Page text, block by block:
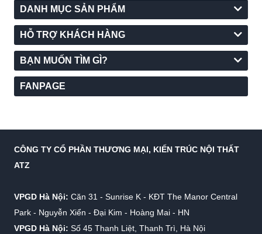
DANH MỤC SẢN PHẨM
HỖ TRỢ KHÁCH HÀNG
BẠN MUỐN TÌM GÌ?
FANPAGE
CÔNG TY CỔ PHẦN THƯƠNG MẠI, KIẾN TRÚC NỘI THẤT
ATZ
VPGD Hà Nội: Căn 31 - Sunrise K - KĐT The Manor Central
Park - Nguyễn Xiển - Đại Kim - Hoàng Mai - HN
VPGD Hà Nội: Số 45 Thanh Liệt, Thanh Trì, Hà Nội